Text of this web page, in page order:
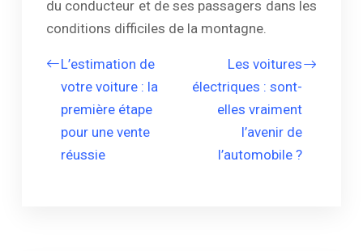
du conducteur et de ses passagers dans les
conditions difficiles de la montagne.
L’estimation de
votre voiture : la
première étape
pour une vente
réussie
Les voitures
électriques : sont-
elles vraiment
l’avenir de
l’automobile ?